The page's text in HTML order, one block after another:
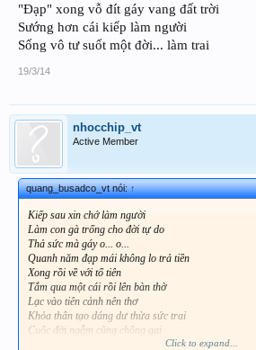
"Đạp" xong vỗ đít gáy vang đất trời
Sướng hơn cái kiếp làm người
Sống vô tư suốt một đời... làm trai
19/3/14
nhocchip_vt
Active Member
quang_busadco_vt nói:↑
Kiếp sau xin chớ làm người
Làm con gà trống cho đời tự do
Thả sức mà gáy o... o...
Quanh năm đạp mái không lo trả tiền
Xong rồi về với tổ tiên
Tắm qua một cái rồi lên bàn thờ
Lạc vào tiên cảnh nên thơ
Khỏa thân tạo dáng dư thừa sức trai
Cuộc đời ngẫm cũng chông gai
Click to expand...